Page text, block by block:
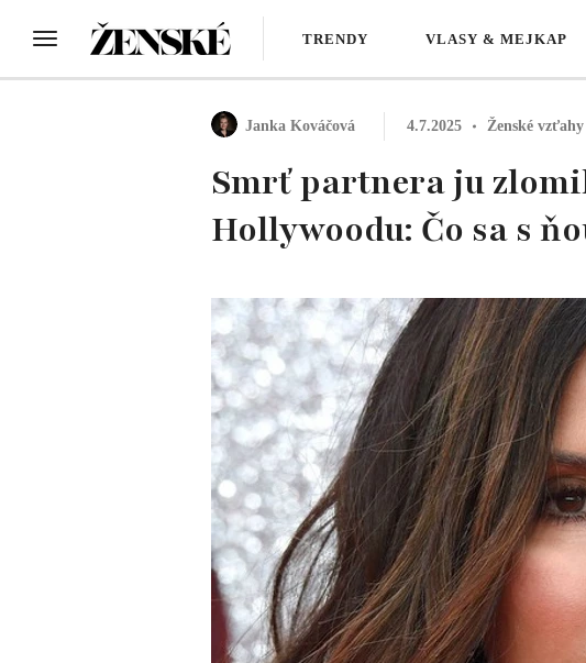
TRENDY VLASY & MEJKAP
Janka Kováčová 4.7.2025 Ženské vzťahy
Smrť partnera ju
Hollywoodu: Čo sa s